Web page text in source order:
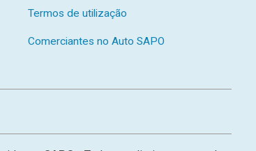
Termos de utilização
Comerciantes no Auto SAPO